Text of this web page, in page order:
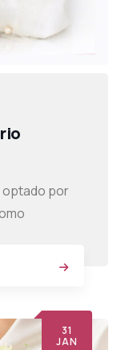
optado por
31
JAN